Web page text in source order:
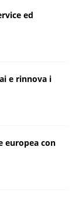
ed
e rinnova i
europea con